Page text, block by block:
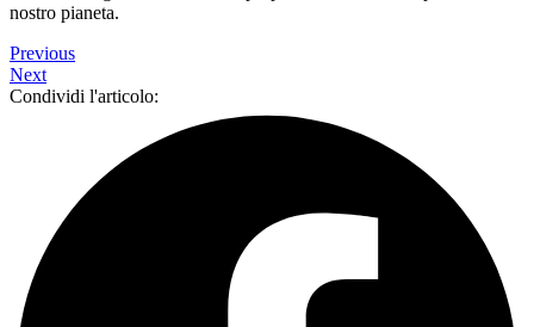
nostro pianeta.
Previous
Next
Condividi l'articolo: